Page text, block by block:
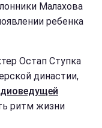
Малахова
ребенка
Остап Ступка
династии,
ритм жизни